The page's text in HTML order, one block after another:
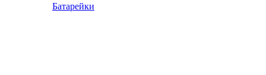
Батарейки